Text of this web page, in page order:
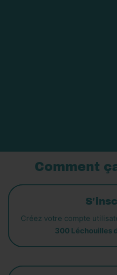
Rejoignez le
Comment
Créez votre compte
300 Léchouilles